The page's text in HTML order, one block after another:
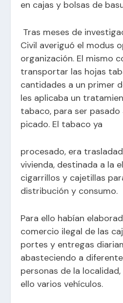
en cajas y bolsas de
Tras meses de
Civil averiguó el modus
organización. El mismo
transportar las hojas
cantidades a un primer
les aplicaba un
tabaco, para ser pasado
picado. El tabaco ya
procesado, era
vivienda, destinada a la
cigarrillos y cajetillas
distribución y consumo.
Para ello habían
comercio ilegal de las
portes y entregas
abasteciendo a
personas de la
ello varios vehículos.